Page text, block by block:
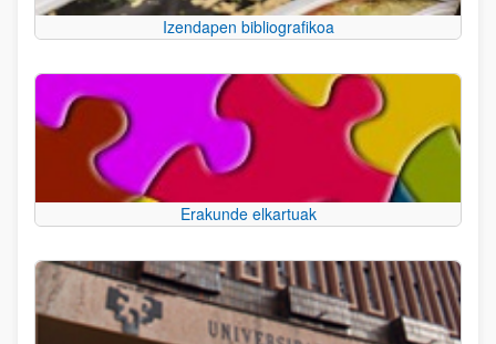
Izendapen bibliografikoa
Erakunde elkartuak